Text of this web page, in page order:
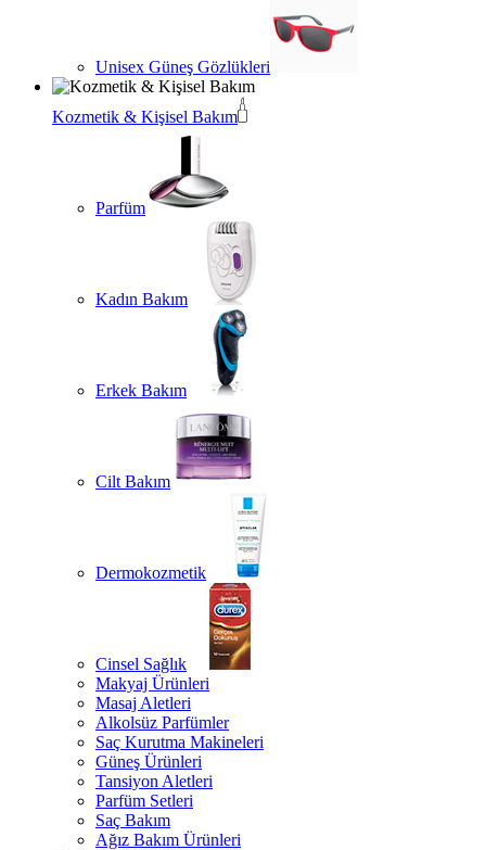
Unisex Güneş Gözlükleri
Kozmetik & Kişisel Bakım
Parfüm
Kadın Bakım
Erkek Bakım
Cilt Bakım
Dermokozmetik
Cinsel Sağlık
Makyaj Ürünleri
Masaj Aletleri
Alkolsüz Parfümler
Saç Kurutma Makineleri
Güneş Ürünleri
Tansiyon Aletleri
Parfüm Setleri
Saç Bakım
Ağız Bakım Ürünleri